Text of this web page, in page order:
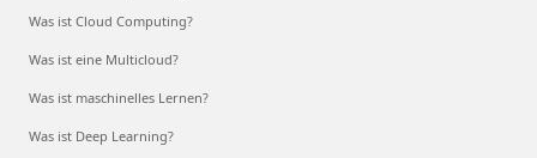
Was ist Cloud Computing?
Was ist eine Multicloud?
Was ist maschinelles Lernen?
Was ist Deep Learning?